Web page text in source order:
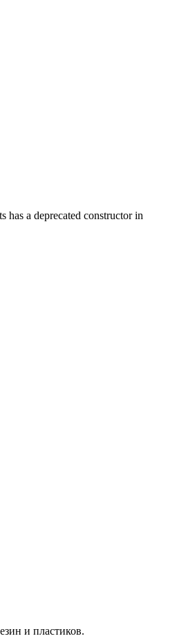
has a deprecated constructor in
и пластиков.